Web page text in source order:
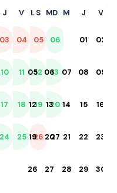
J V S D
03 04 05 06
10 11 12 13
17 18 19 20
24 25 26 27
L M M J V
01 02
05 06 07 08 09
12 13 14 15 16
19 20 21 22 23
26 27 28 29 30